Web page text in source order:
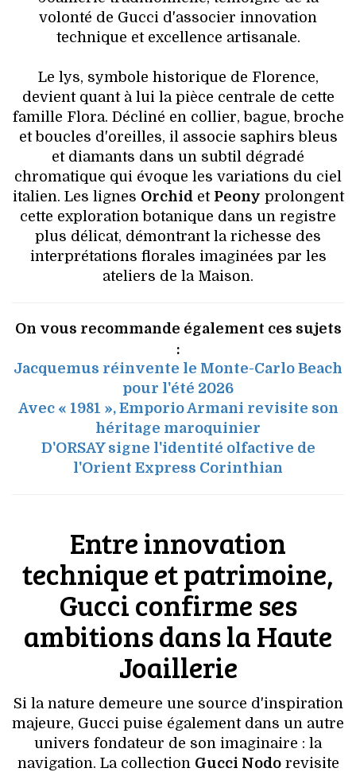
volonté de Gucci d'associer innovation
technique et excellence artisanale.
Le lys, symbole historique de Florence,
devient quant à lui la pièce centrale de cette
famille Flora. Décliné en collier, bague, broche
et boucles d'oreilles, il associe saphirs bleus
et diamants dans un subtil dégradé
chromatique qui évoque les variations du ciel
italien. Les lignes Orchidet Peony prolongent
cette exploration botanique dans un registre
plus délicat, démontrant la richesse des
interprétations florales imaginées par les
ateliers de la Maison.
On vous recommande également ces sujets
:
Jacquemus réinvente le Monte-Carlo Beach
pour l'été 2026
Avec « 1981 », Emporio Armani revisite son
héritage maroquinier
D'ORSAY signe l'identité olfactive de
l'Orient Express Corinthian
Entre innovation
technique et patrimoine,
Gucci confirme ses
ambitions dans la Haute
Joaillerie
Si la nature demeure une source d'inspiration
majeure, Gucci puise également dans un autre
univers fondateur de son imaginaire : la
navigation. La collection Gucci Nodorevisite